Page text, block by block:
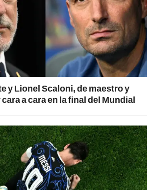
y Lionel Scaloni, de maestro y
a cara en la final del Mundial